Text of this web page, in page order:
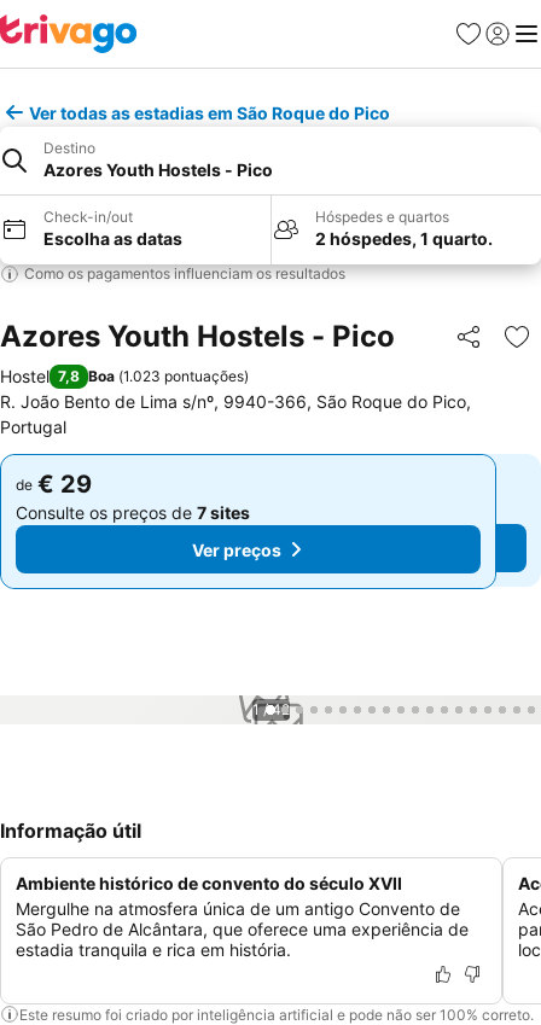
Favoritos
Iniciar
Ver todas as estadias em São Roque do Pico
Destino
Azores Youth Hostels - Pico
Check-in/out
Escolha as datas
Hóspedes e quartos
2 hóspedes, 1 quarto.
Como os pagamentos influenciam os resultados
Azores Youth Hostels - Pico Partilhar
Hostel 7,8 Boa (1.023 pontuações)
R. João Bento de Lima s/nº, 9940-366, São Roque do Pico,
Portugal
de € 29
Consulte os preços de 7 sites
Ver preços
de € 29
Consulte os preços de 7 sites
Ver preços
1 / 42
Informação útil
Ambiente histórico de convento do século XVII
Mergulhe na atmosfera única de um antigo Convento de
São Pedro de Alcântara, que oferece uma experiência de
estadia tranquila e rica em história.
Este resumo foi criado por inteligência artificial e pode não ser 100% correto.